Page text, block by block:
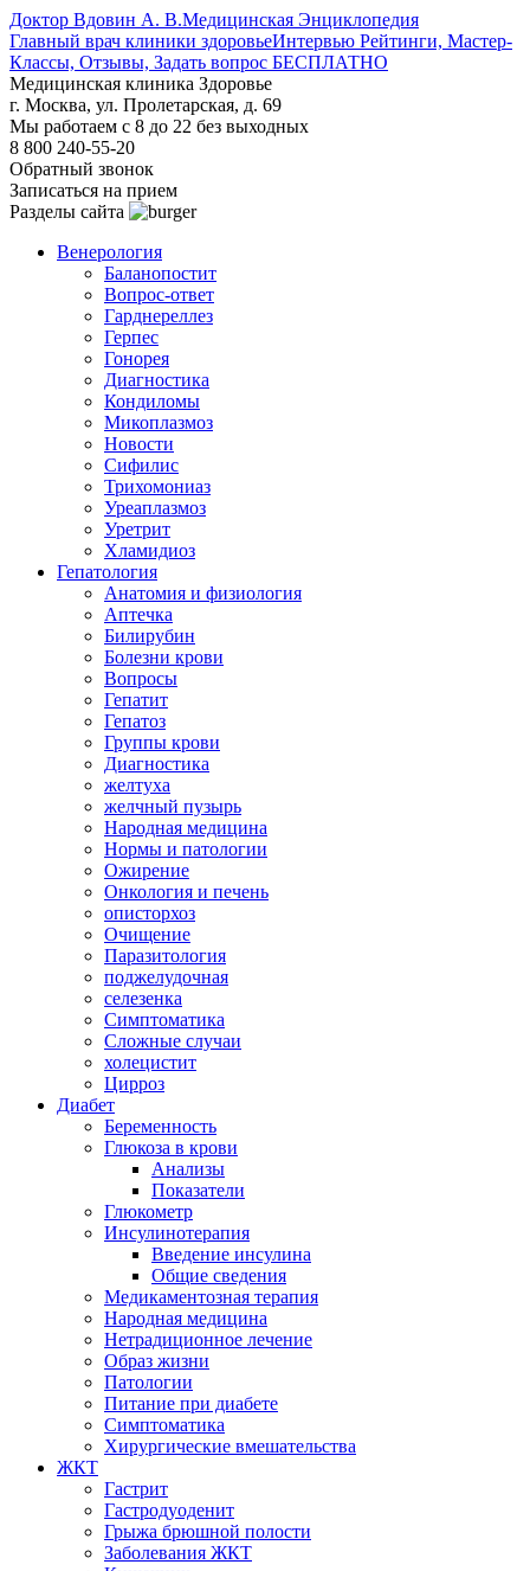
Доктор Вдовин А. В.Медицинская Энциклопедия
Главный врач клиники здоровьеИнтервью Рейтинги, Мастер-
Классы, Отзывы, Задать вопрос БЕСПЛАТНО
Медицинская клиника Здоровье
г. Москва, ул. Пролетарская, д. 69
Мы работаем с 8 до 22 без выходных
8 800 240-55-20
Обратный звонок
Записаться на прием
Разделы сайта
Венерология
Баланопостит
Вопрос-ответ
Гарднереллез
Герпес
Гонорея
Диагностика
Кондиломы
Микоплазмоз
Новости
Сифилис
Трихомониаз
Уреаплазмоз
Уретрит
Хламидиоз
Гепатология
Анатомия и физиология
Аптечка
Билирубин
Болезни крови
Вопросы
Гепатит
Гепатоз
Группы крови
Диагностика
желтуха
желчный пузырь
Народная медицина
Нормы и патологии
Ожирение
Онкология и печень
описторхоз
Очищение
Паразитология
поджелудочная
селезенка
Симптоматика
Сложные случаи
холецистит
Цирроз
Диабет
Беременность
Глюкоза в крови
Анализы
Показатели
Глюкометр
Инсулинотерапия
Введение инсулина
Общие сведения
Медикаментозная терапия
Народная медицина
Нетрадиционное лечение
Образ жизни
Патологии
Питание при диабете
Симптоматика
Хирургические вмешательства
ЖКТ
Гастрит
Гастродуоденит
Грыжа брюшной полости
Заболевания ЖКТ